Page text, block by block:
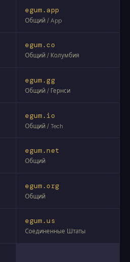
egum.app
Общий / App
egum.co
Общий / Колумбия
egum.gg
Общий / Гернси
egum.io
Общий / Tech
egum.net
Общий
egum.org
Общий
egum.us
Соединенные Штаты